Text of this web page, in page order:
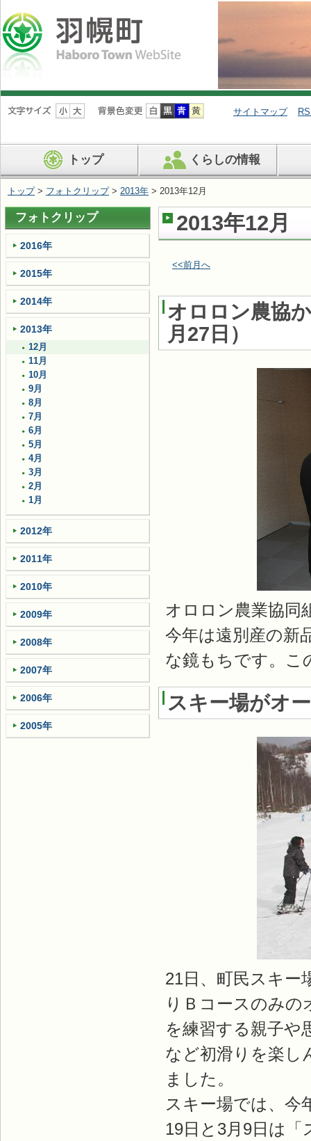
ナ
ビ
ン
を
ば
す
サイトマップ
トップ くらしの情報
トップ> フォトクリップ> 2013年 > 2013年12月
2013年12月
<<前月へ
オロロン農協
月27日 ）
オロロン農業協同
今年は遠別産の新
な鏡もちです。こ
スキー場がオ
21日、町民スキー
りＢコースのみ
を練習する親子や
など初滑りを楽
ました。
スキー場では、今
19日と3月9日は
フォトクリップ
2016年
2015年
2014年
2013年
12月
11月
10月
9月
8月
7月
6月
5月
4月
3月
2月
1月
2012年
2011年
2010年
2009年
2008年
2007年
2006年
2005年